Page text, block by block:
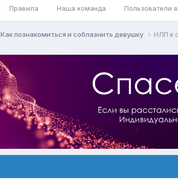
Правила Наша команда Пользователи
Как познакомиться и соблазнить девушку НЛП в